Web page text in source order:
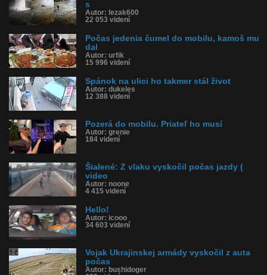
s
Autor: lezak600
22 053 videní
Počas jedenia čumel do mobilu, kamoš mu
dal
Autor: urfik
15 996 videní
Spánok na ulici ho takmer stál život
Autor: dukeles
12 388 videní
Pozerá do mobilu. Priateľ ho musí
Autor: grenie
184 videní
Šialené: Z vlaku vyskočil počas jazdy (
video
Autor: noone
4 415 videní
Hello!
Autor: icooo
34 603 videní
Vojak Ukrajinskej armády vyskočil z auta
počas
Autor: bushidoger